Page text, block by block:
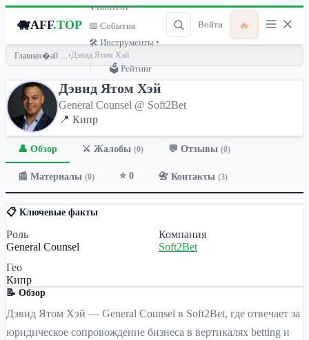
🐗AFF.TOP
🎙 Контент ▾
📅 События
🛠 Инструменты ▾
🗳 Рейтинг
Войти 🔥
Главная ›Дэвид Ятом Хэй
Дэвид Ятом Хэй
General Counsel @ Soft2Bet
📍 Кипр
👤 Обзор ⚔️ Жалобы (0) 💬 Отзывы (0)
📰 Материалы (0) ⭐ 0 📇 Контакты (3)
📋 Ключевые факты
Роль
General Counsel
Компания
Soft2Bet
Гео
Кипр
📝 Обзор
Дэвид Ятом Хэй — General Counsel в Soft2Bet, где отвечает за
юридическое сопровождение бизнеса в вертикалях betting и